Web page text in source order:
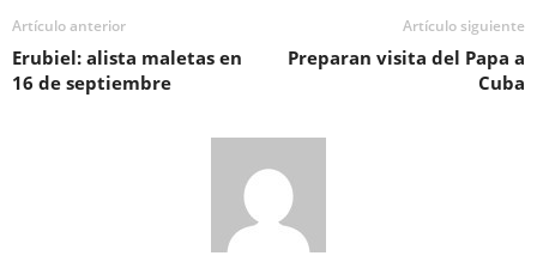
Artículo anterior
Erubiel: alista maletas en
16 de septiembre
Artículo siguiente
Preparan visita del Papa a
Cuba